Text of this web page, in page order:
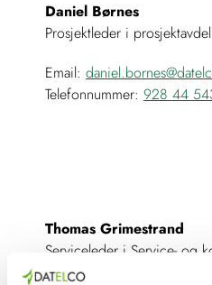
Daniel Børnes
Prosjektleder i
Email:
Telefonnummer: 928 44
Thomas Grimestrand
Serviceleder i Service- og